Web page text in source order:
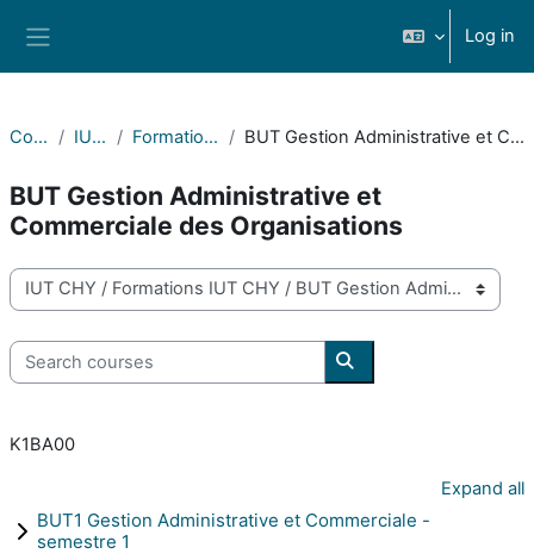
Log in
Courses IUT CHY Formations IUT CHY BUT Gestion Administrative et Commerciale des Organisations
BUT Gestion Administrative et
Commerciale des Organisations
Course categories
Search courses
Search courses
K1BA00
Expand all
BUT1 Gestion Administrative et Commerciale -
semestre 1